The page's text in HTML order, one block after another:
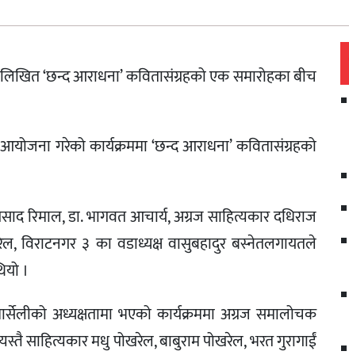
लिखित ‘छन्द आराधना’ कवितासंग्रहको एक समारोहका बीच
गरेको कार्यक्रममा ‘छन्द आराधना’ कवितासंग्रहको
रिमाल, डा. भागवत आचार्य, अग्रज साहित्यकार दधिराज
विराटनगर ३ का वडाध्यक्ष वासुबहादुर बस्नेतलगायतले
।
अध्यक्षतामा भएको कार्यक्रममा अग्रज समालोचक
साहित्यकार मधु पोखरेल, बाबुराम पोखरेल, भरत गुरागाईं